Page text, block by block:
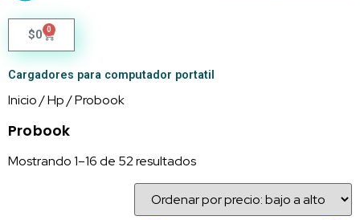
$0 0
Cargadores para computador portatil
Inicio/Hp/ Probook
Probook
Mostrando 1–16 de 52 resultados